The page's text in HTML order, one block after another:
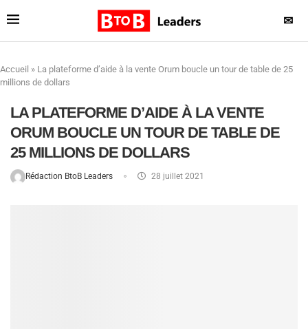
✉
Accueil » La plateforme d’aide à la vente Orum boucle un tour de table de 25
millions de dollars
LA PLATEFORME D’AIDE À LA VENTE
ORUM BOUCLE UN TOUR DE TABLE DE
25 MILLIONS DE DOLLARS
Rédaction BtoB Leaders 28 juillet 2021